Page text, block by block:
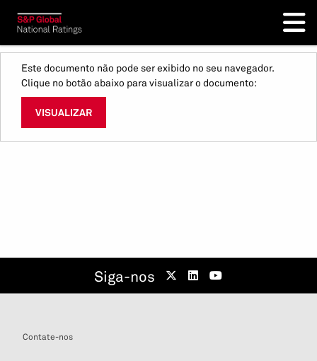
Este documento não pode ser exibido no seu navegador.
Clique no botão abaixo para visualizar o documento:
VISUALIZAR
Siga-nos
Contate-nos